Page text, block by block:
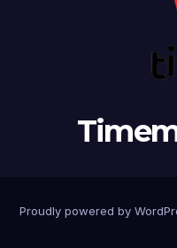
Proudly powered by